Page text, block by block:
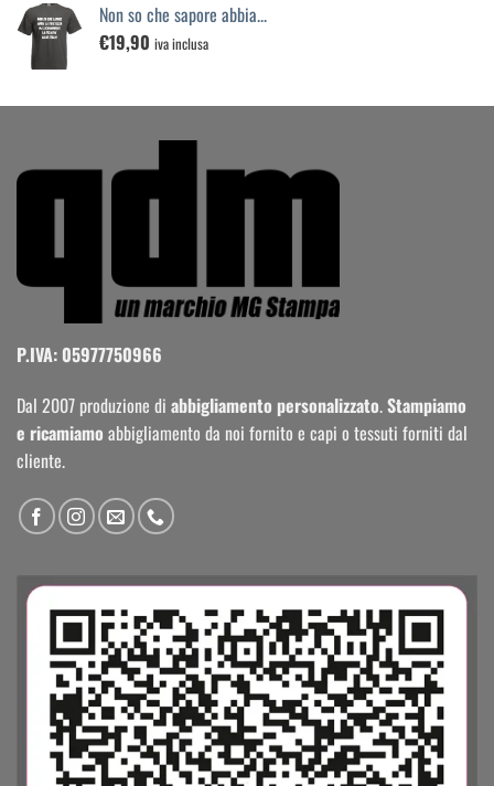
Non so che sapore abbia...
€19,90 iva inclusa
P.IVA: 05977750966
Dal 2007 produzione di abbigliamento personalizzato.Stampiamo
e ricamiamo abbigliamento da noi fornito e capi o tessuti forniti dal
cliente.